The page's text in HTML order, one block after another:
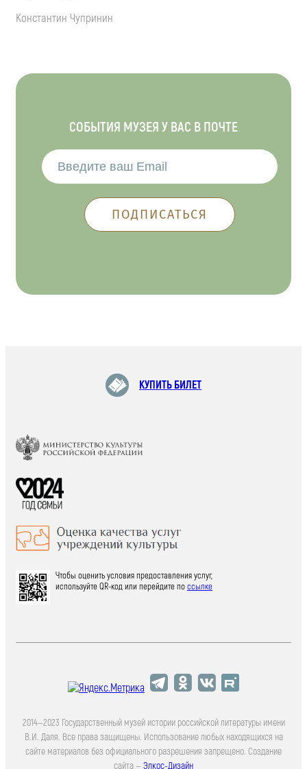
Константин Чупринин
СОБЫТИЯ МУЗЕЯ У ВАС В ПОЧТЕ
КУПИТЬ БИЛЕТ
Чтобы оценить условия предоставления услуг,
используйте QR-код или перейдите поссылке
2014—2023 Государственный музей истории российской литературы имени
В.И. Даля. Все права защищены. Использование любых находящихся на
сайте материалов без официального разрешения запрещено. Создание
сайта — Элкос-Дизайн